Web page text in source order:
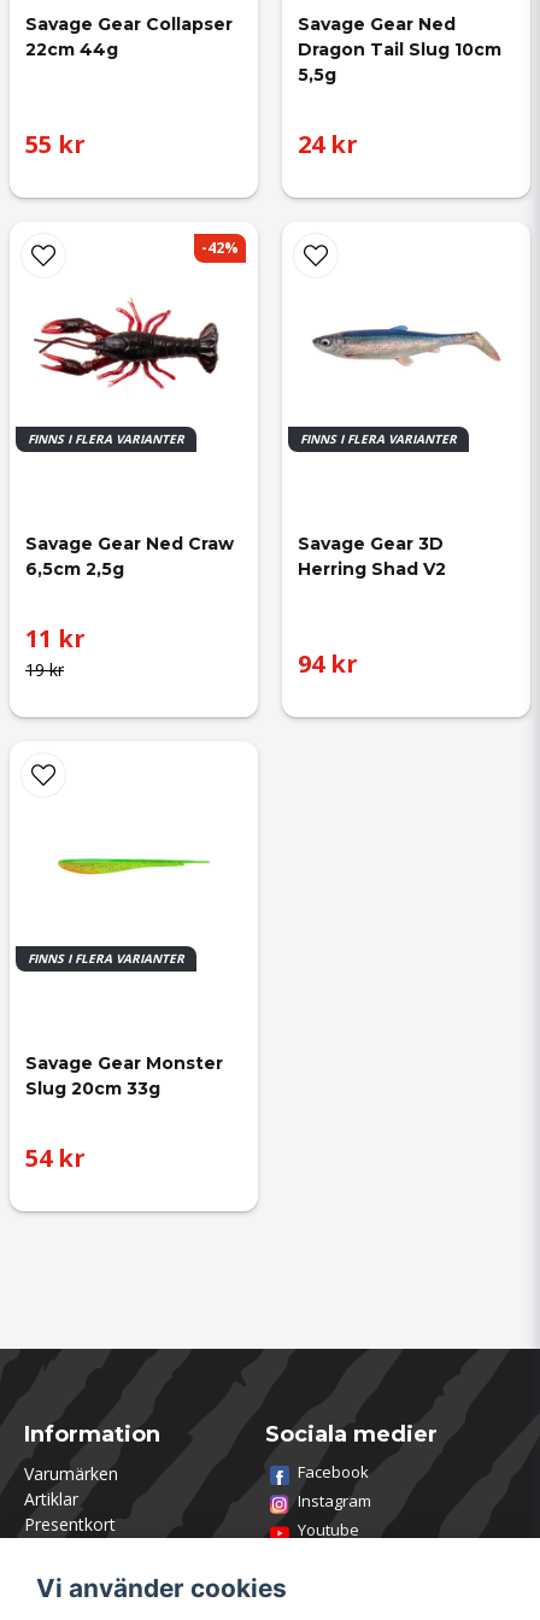
Savage Gear Collapser
22cm 44g
55 kr
Savage Gear Ned
Dragon Tail Slug 10cm
5,5g
24 kr
FINNS I FLERA VARIANTER
Savage Gear Ned Craw
6,5cm 2,5g
19 kr
11 kr
-42%
FINNS I FLERA VARIANTER
Savage Gear 3D
Herring Shad V2
94 kr
FINNS I FLERA VARIANTER
Savage Gear Monster
Slug 20cm 33g
54 kr
Information
Varumärken
Artiklar
Presentkort
Om Utklasad
Team Utklasad
Sociala medier
Facebook
Instagram
Youtube
Vi använder cookies